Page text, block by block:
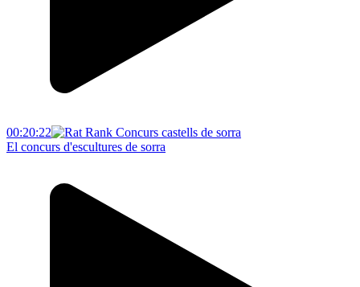
00:20:22
El concurs d'escultures de sorra